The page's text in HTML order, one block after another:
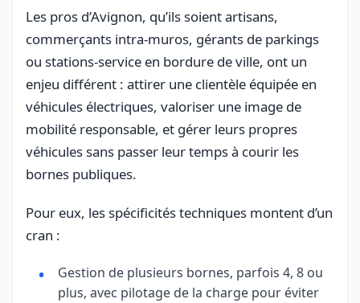
Les pros d’Avignon, qu’ils soient artisans,
commerçants intra-muros, gérants de parkings
ou stations-service en bordure de ville, ont un
enjeu différent : attirer une clientèle équipée en
véhicules électriques, valoriser une image de
mobilité responsable, et gérer leurs propres
véhicules sans passer leur temps à courir les
bornes publiques.
Pour eux, les spécificités techniques montent d’un
cran :
Gestion de plusieurs bornes, parfois 4, 8 ou
plus, avec pilotage de la charge pour éviter